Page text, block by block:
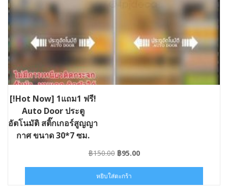
[!Hot Now] 1แถม1 ฟรี!
Auto Door ประตู
อัตโนมัติ สติ๊กเกอร์สูญญา
กาศ ขนาด 30*7 ซม.
฿150.00 Original
was:
฿150.00.
฿95.00Current
฿95.00.
หยิบใส่ตะกร้า